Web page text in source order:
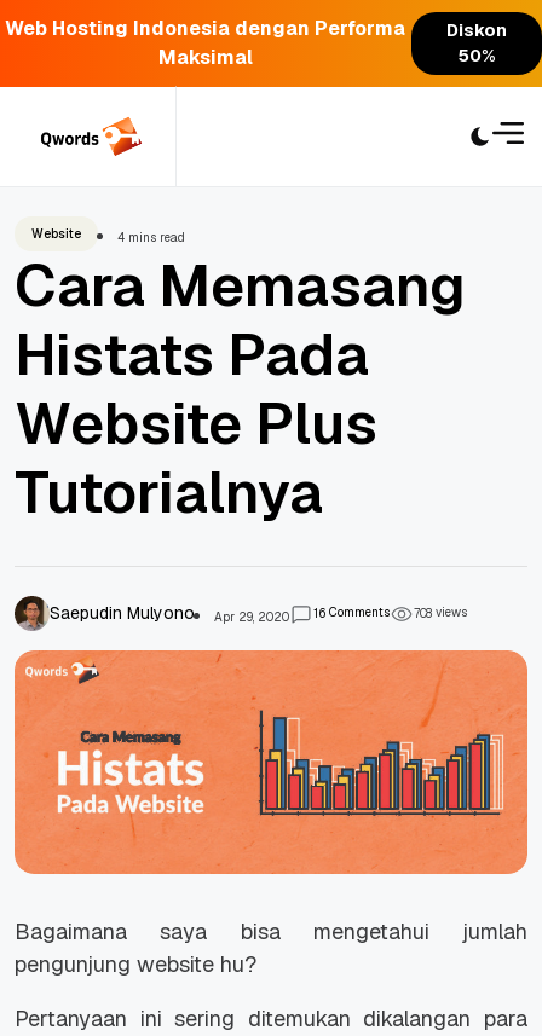
Web Hosting Indonesia dengan Performa
Maksimal
Diskon
50%
Website 4 mins read
Cara Memasang
Histats Pada
Website Plus
Tutorialnya
Saepudin Mulyono Apr 29, 2020 16Comments 708views
Bagaimana saya bisa mengetahui jumlah
pengunjung website hu?
Pertanyaan ini sering ditemukan dikalangan para